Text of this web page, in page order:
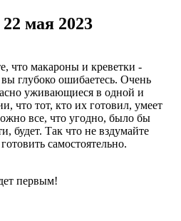
мая 2023
что макароны и креветки -
глубоко ошибаетесь. Очень
уживающиеся в одной и
что тот, кто их готовил, умеет
все, что угодно, было бы
будет. Так что не вздумайте
самостоятельно.
первым!